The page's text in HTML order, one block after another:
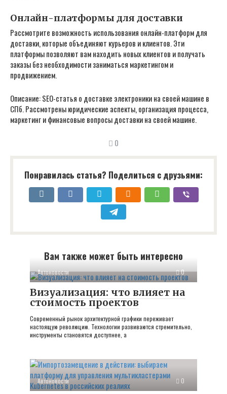
Онлайн-платформы для доставки
Рассмотрите возможность использования онлайн-платформ для
доставки‚ которые объединяют курьеров и клиентов. Эти
платформы позволяют вам находить новых клиентов и получать
заказы без необходимости заниматься маркетингом и
продвижением.
Описание: SEO-статья о доставке электроники на своей машине в
СПб. Рассмотрены юридические аспекты‚ организация процесса‚
маркетинг и финансовые вопросы доставки на своей машине.
0
Понравилась статья? Поделиться с друзьями:
Вам также может быть интересно
Автоновости 0
Визуализация: что влияет на
стоимость проектов
Современный рынок архитектурной графики переживает
настоящую революцию. Технологии развиваются стремительно,
инструменты становятся доступнее, а
Автоновости 0